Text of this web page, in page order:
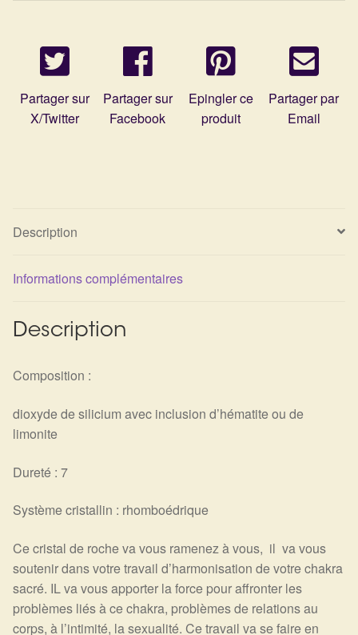
Les pierres en détail
Test — Quelle Gardienne ?
Validation de la commande
Détails du compte
Commandes
Panier
Partager sur
X/Twitter
Partager sur
Facebook
Epingler ce
produit
Partager par
Email
Description
Informations complémentaires
Description
Composition :
dioxyde de silicium avec inclusion d’hématite ou de
limonite
Dureté : 7
Système cristallin : rhomboédrique
Ce cristal de roche va vous ramenez à vous, il va vous
soutenir dans votre travail d’harmonisation de votre chakra
sacré. IL va vous apporter la force pour affronter les
problèmes liés à ce chakra, problèmes de relations au
corps, à l’intimité, la sexualité. Ce travail va se faire en